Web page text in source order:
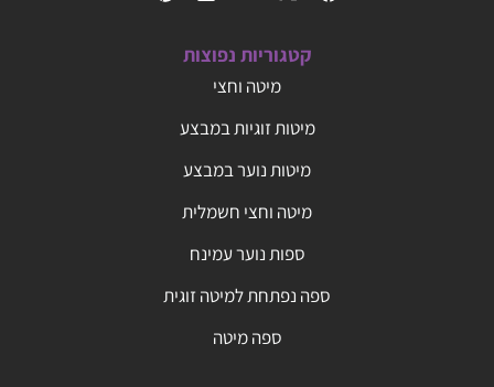
קטגוריות נפוצות
מיטה וחצי
מיטות זוגיות במבצע
מיטות נוער במבצע
מיטה וחצי חשמלית
ספות נוער עמינח
ספה נפתחת למיטה זוגית
ספה מיטה